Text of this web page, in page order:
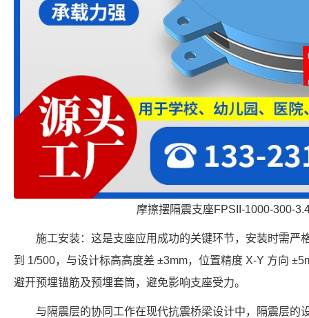
摩擦摆隔震支座FPSII-1000-300-
施工安装：这是支座应用成功的关键环节，安装时需
到 1/500，与设计标高高度差 ±3mm，位置精度 X-Y 方向
避开预埋锚筋及预埋套筒，避免影响支座受力。
与隔震层的协同工作在现代抗震桥梁设计中，隔震层的